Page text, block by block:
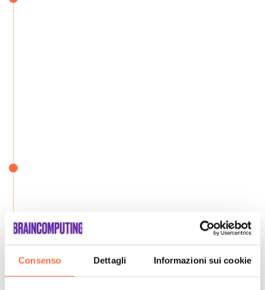
Consenso Dettagli Informazioni sui cookie